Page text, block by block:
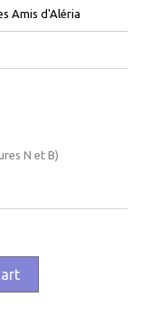
Amis d'Aléria
N et B)